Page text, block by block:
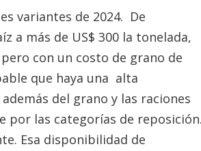
variantes de 2024. De
a más de US$ 300 la tonelada,
con un costo de grano de
que haya una alta
del grano y las raciones
por las categorías de
Esa disponibilidad de